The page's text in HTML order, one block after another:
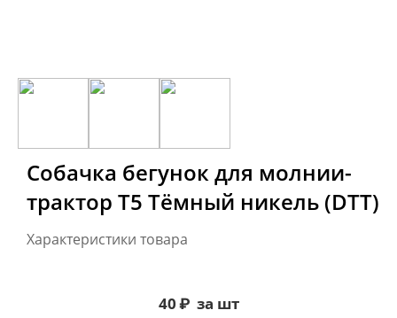
Собачка бегунок для молнии-
трактор Т5 Тёмный никель (DTT)
Характеристики товара
40₽ за шт